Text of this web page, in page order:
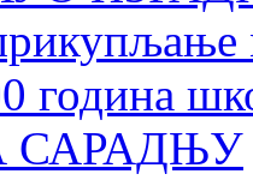
година
САРАДЊУ